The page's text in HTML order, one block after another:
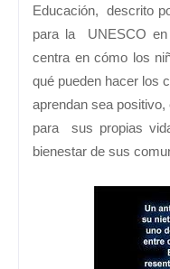
Educación, descrito
para la UNESCO en
centra en cómo los
qué pueden hacer los
aprendan sea
para sus propias
bienestar de sus